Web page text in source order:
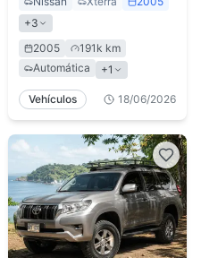
+3
2005
191k km
Automática
+1
Vehículos 18/06/2026